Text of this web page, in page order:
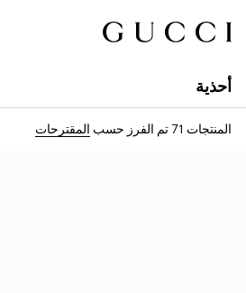
أحذية
المنتجات 71 تم الفرز حسب المقترحات